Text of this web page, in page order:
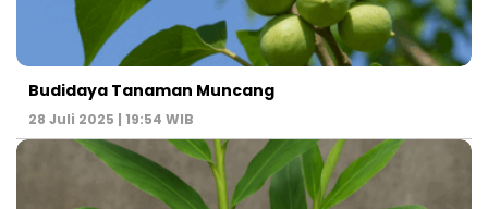
Budidaya Tanaman Muncang
28 Juli 2025 | 19:54 WIB